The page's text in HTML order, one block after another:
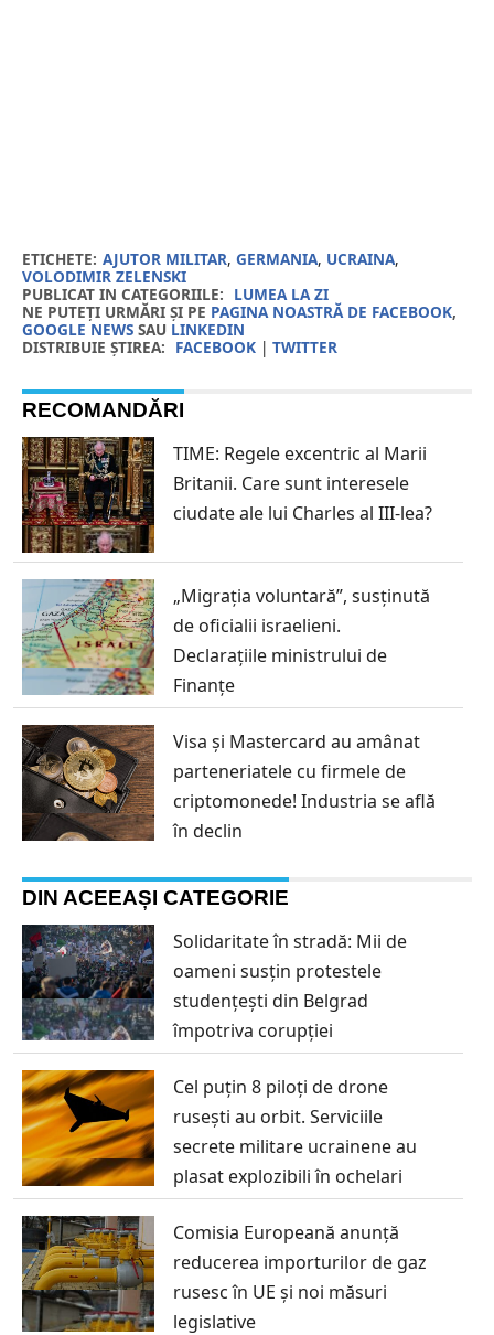
ETICHETE: AJUTOR MILITAR, GERMANIA, UCRAINA,
VOLODIMIR ZELENSKI
PUBLICAT IN CATEGORIILE: LUMEA LA ZI
NE PUTEȚI URMĂRI ȘI PE PAGINA NOASTRĂ DE FACEBOOK,
GOOGLE NEWSSAU LINKEDIN
DISTRIBUIE ȘTIREA: FACEBOOK| TWITTER
RECOMANDĂRI
TIME: Regele excentric al Marii
Britanii. Care sunt interesele
ciudate ale lui Charles al III-lea?
„Migrația voluntară”, susținută
de oficialii israelieni.
Declarațiile ministrului de
Finanțe
Visa și Mastercard au amânat
parteneriatele cu firmele de
criptomonede! Industria se află
în declin
DIN ACEEAȘI CATEGORIE
Solidaritate în stradă: Mii de
oameni susțin protestele
studențești din Belgrad
împotriva corupției
Cel puțin 8 piloți de drone
rusești au orbit. Serviciile
secrete militare ucrainene au
plasat explozibili în ochelari
Comisia Europeană anunță
reducerea importurilor de gaz
rusesc în UE și noi măsuri
legislative